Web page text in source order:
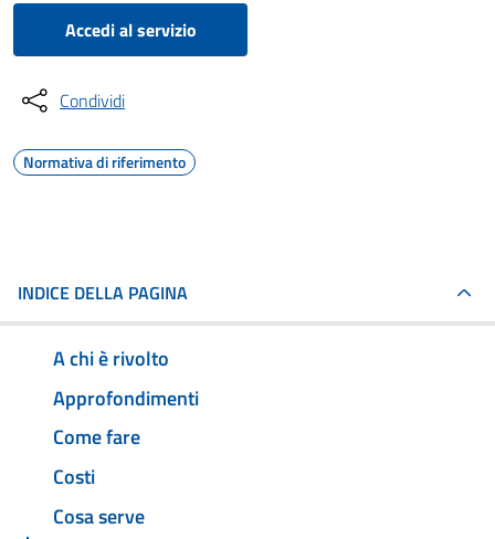
Accedi al servizio
Condividi
Normativa di riferimento
INDICE DELLA PAGINA
A chi è rivolto
Approfondimenti
Come fare
Costi
Cosa serve